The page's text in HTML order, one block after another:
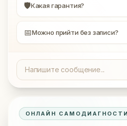
🛡Какая гарантия?
📅Можно прийти без записи?
ОНЛАЙН